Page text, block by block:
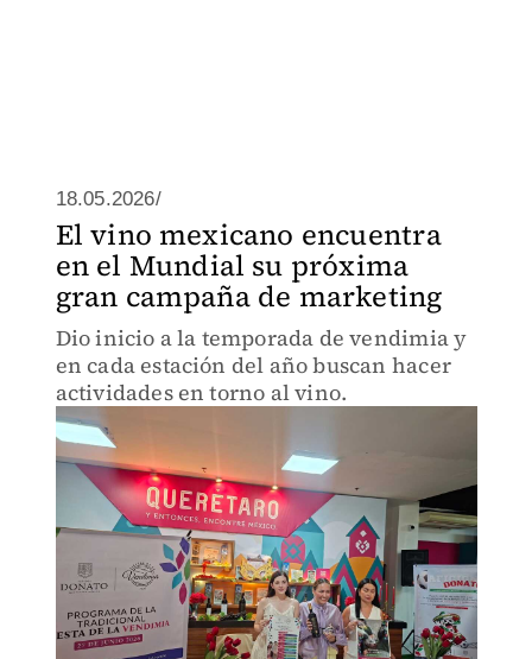
18.05.2026/
El vino mexicano encuentra
en el Mundial su próxima
gran campaña de marketing
Dio inicio a la temporada de vendimia y
en cada estación del año buscan hacer
actividades en torno al vino.